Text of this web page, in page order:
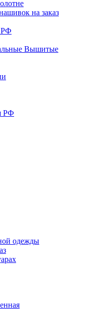
на заказ
Вышитые
РФ
одежды